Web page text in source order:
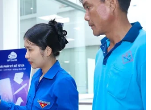
lam, ngọc lục bảo và xanh
da tự nhiên, má ửng hồng
nàng mẫu của Versace lại
bức tranh nghệ thuật tuyệt